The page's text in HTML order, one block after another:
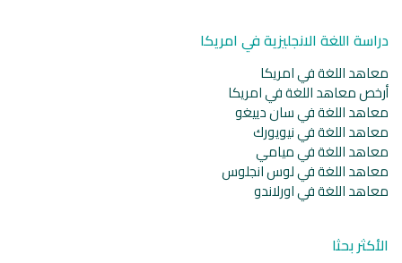
دراسة اللغة الانجليزية في امريكا
معاهد اللغة في امريكا
أرخص معاهد اللغة في امريكا
معاهد اللغة في سان دييغو
معاهد اللغة في نيويورك
معاهد اللغة في ميامي
معاهد اللغة في لوس انجلوس
معاهد اللغة في اورلاندو
الأكثر بحثا